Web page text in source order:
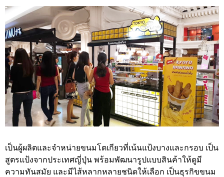
เป็นผู้ผลิตและจำหน่ายขนมโตเกียวที่เน้นแป้งบางและกรอบ เป็น
สูตรแป้งจากประเทศญี่ปุ่น พร้อมพัฒนารูปแบบสินค้าให้ดูมี
ความทันสมัย และมีไส้หลากหลายชนิดให้เลือก เป็นธุรกิขขนม